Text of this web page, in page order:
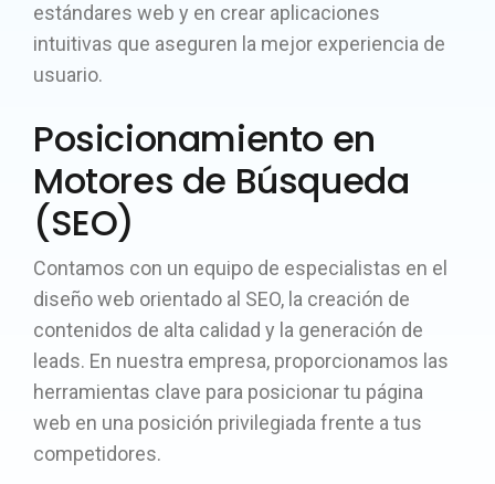
estándares web y en crear aplicaciones
intuitivas que aseguren la mejor experiencia de
usuario.
Posicionamiento en
Motores de Búsqueda
(SEO)
Contamos con un equipo de especialistas en el
diseño web orientado al SEO, la creación de
contenidos de alta calidad y la generación de
leads. En nuestra empresa, proporcionamos las
herramientas clave para posicionar tu página
web en una posición privilegiada frente a tus
competidores.